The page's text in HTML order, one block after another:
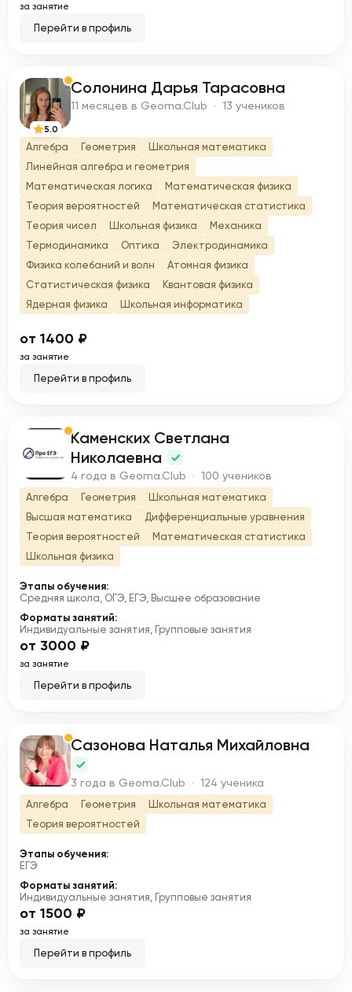
за занятие
Перейти в профиль
С
5.0
Солонина Дарья Тарасовна
11 месяцев в Geoma.Club · 13 учеников
Алгебра Геометрия
Школьная математика
Линейная алгебра и геометрия
Математическая логика
Математическая физика
Теория вероятностей
Математическая статистика
Теория чисел
Школьная физика
Механика
Термодинамика
Оптика
Электродинамика
Физика колебаний и волн
Атомная физика
Статистическая физика
Квантовая физика
Ядерная физика
Школьная информатика
от 1400 ₽
за занятие
Перейти в профиль
К
Каменских Светлана
Николаевна
4 года в Geoma.Club · 100 учеников
Алгебра Геометрия
Школьная математика
Высшая математика
Дифференциальные уравнения
Теория вероятностей
Математическая статистика
Школьная физика
Этапы обучения:
Средняя школа, ОГЭ, ЕГЭ, Высшее образование
Форматы занятий:
Индивидуальные занятия, Групповые занятия
от 3000 ₽
за занятие
Перейти в профиль
С Сазонова Наталья Михайловна
3 года в Geoma.Club · 124 ученика
Алгебра Геометрия
Школьная математика
Теория вероятностей
Этапы обучения:
ЕГЭ
Форматы занятий:
Индивидуальные занятия, Групповые занятия
от 1500 ₽
за занятие
Перейти в профиль